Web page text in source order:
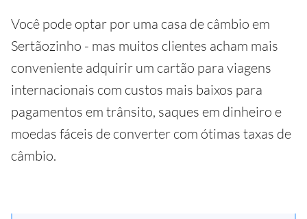
Você pode optar por uma casa de câmbio em
Sertãozinho - mas muitos clientes acham mais
conveniente adquirir um cartão para viagens
internacionais com custos mais baixos para
pagamentos em trânsito, saques em dinheiro e
moedas fáceis de converter com ótimas taxas de
câmbio.